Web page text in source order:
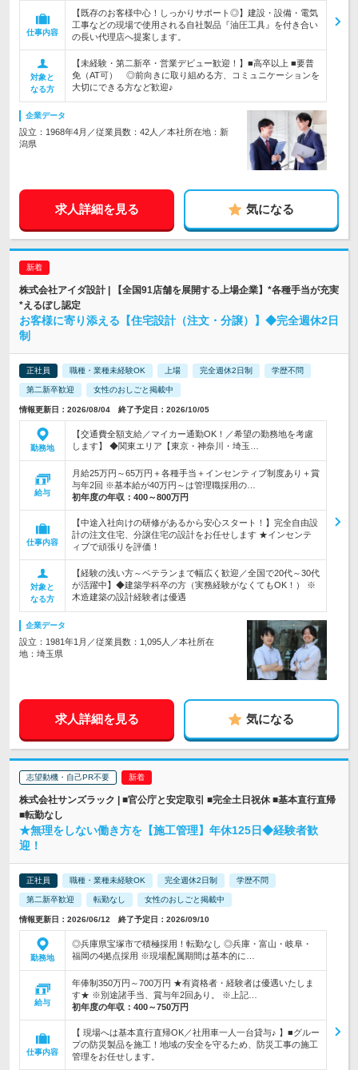
仕事内容
【既存のお客様中心！しっかりサポート◎】建設・設備・電気
工事などの現場で使用される自社製品『油圧工具』を付き合い
の長い代理店へ提案します。
対象と
なる方
【未経験・第二新卒・営業デビュー歓迎！】■高卒以上 ■要普
免（AT可） ◎前向きに取り組める方、コミュニケーションを
大切にできる方など歓迎♪
企業データ
設立：1968年4月／従業員数：42人／本社所在地：新
潟県
求人詳細を見る 気になる
株式会社アイダ設計 | 【全国91店舗を展開する上場企業】*各種手当が充実
*えるぼし認定
お客様に寄り添える【住宅設計（注文・分譲）】◆完全週休2日
制
正社員 職種・業種未経験OK 上場 完全週休2日制 学歴不問
第二新卒歓迎 女性のおしごと掲載中
情報更新日：2026/08/04 終了予定日：2026/10/05
勤務地
【交通費全額支給／マイカー通勤OK！／希望の勤務地を考慮
します】 ◆関東エリア【東京・神奈川・埼玉…
給与
月給25万円～65万円＋各種手当＋インセンティブ制度あり＋賞
与年2回 ※基本給が40万円～は管理職採用の…
初年度の年収： 400～800万円
仕事内容
【中途入社向けの研修があるから安心スタート！】完全自由設
計の注文住宅、分譲住宅の設計をお任せします ★インセンテ
ィブで頑張りを評価！
対象と
なる方
【経験の浅い方～ベテランまで幅広く歓迎／全国で20代～30代
が活躍中】◆建築学科卒の方（実務経験がなくてもOK！） ※
木造建築の設計経験者は優遇
企業データ
設立：1981年1月／従業員数：1,095人／本社所在
地：埼玉県
求人詳細を見る 気になる
志望動機・自己PR不要
株式会社サンズラック | ■官公庁と安定取引 ■完全土日祝休 ■基本直行直帰
■転勤なし
★無理をしない働き方を【施工管理】年休125日◆経験者歓
迎！
正社員 職種・業種未経験OK 完全週休2日制 学歴不問
第二新卒歓迎 転勤なし 女性のおしごと掲載中
情報更新日：2026/06/12 終了予定日：2026/09/10
勤務地
◎兵庫県宝塚市で積極採用！転勤なし ◎兵庫・富山・岐阜・
福岡の4拠点採用 ※現場配属期間は基本的に…
給与
年俸制350万円～700万円 ★有資格者・経験者は優遇いたしま
す★ ※別途諸手当、賞与年2回あり。 ※上記…
初年度の年収： 400～750万円
仕事内容
【 現場へは基本直行直帰OK／社用車一人一台貸与♪ 】■グルー
プの防災製品を施工！地域の安全を守るため、防災工事の施工
管理をお任せします。